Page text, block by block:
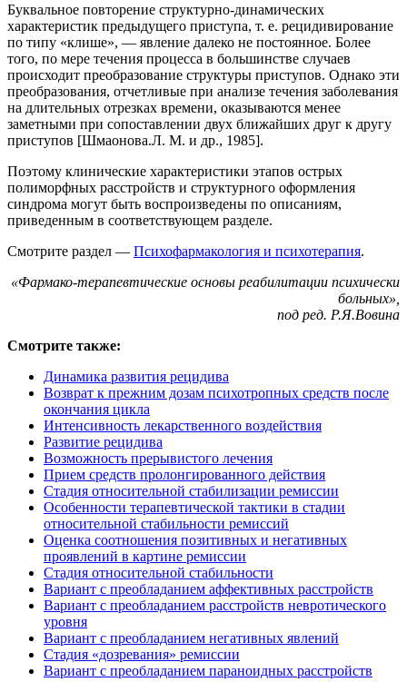
Буквальное повторение структурно-динамических
характеристик предыдущего приступа, т. е. рецидивирование
по типу «клише», — явление далеко не постоянное. Более
того, по мере течения процесса в большинстве случаев
происходит преобразование структуры приступов. Однако эти
преобразования, отчетливые при анализе течения заболевания
на длительных отрезках времени, оказываются менее
заметными при сопоставлении двух ближайших друг к другу
приступов [Шмаонова.Л. М. и др., 1985].
Поэтому клинические характеристики этапов острых
полиморфных расстройств и структурного оформления
синдрома могут быть воспроизведены по описаниям,
приведенным в соответствующем разделе.
Смотрите раздел — Психофармакология и психотерапия.
«Фармако-терапевтические основы реабилитации психически
больных»,
под ред. Р.Я.Вовина
Смотрите также:
Динамика развития рецидива
Возврат к прежним дозам психотропных средств после
окончания цикла
Интенсивность лекарственного воздействия
Развитие рецидива
Возможность прерывистого лечения
Прием средств пролонгированного действия
Стадия относительной стабилизации ремиссии
Особенности терапевтической тактики в стадии
относительной стабильности ремиссий
Оценка соотношения позитивных и негативных
проявлений в картине ремиссии
Стадия относительной стабильности
Вариант с преобладанием аффективных расстройств
Вариант с преобладанием расстройств невротического
уровня
Вариант с преобладанием негативных явлений
Стадия «дозревания» ремиссии
Вариант с преобладанием параноидных расстройств